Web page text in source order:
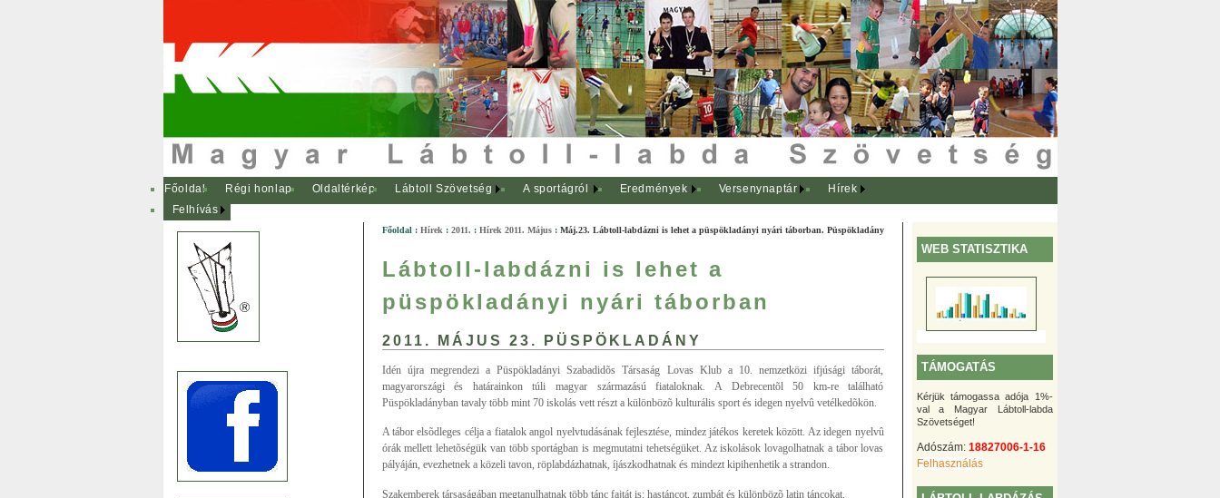
Főoldal Régi honlap Oldaltérkép Lábtoll Szövetség A sportágról Eredmények Versenynaptár
Hírek
Felhívás
WEB STATISZTIKA
TÁMOGATÁS
Kérjük támogassa adója 1%-
val a Magyar Lábtoll-labda
Szövetséget!
Adószám: 18827006-1-16
Felhasználás
Főoldal: Hírek : 2011. : Hírek 2011. Május: Máj.23. Lábtoll-labdázni is lehet a püspökladányi nyári táborban. Püspökladány
Lábtoll-labdázni is lehet a
püspökladányi nyári táborban
2011. MÁJUS 23. PÜSPÖKLADÁNY
Idén újra megrendezi a Püspökladányi Szabadidõs Társaság Lovas Klub a 10. nemzetközi ifjúsági táborát,
magyarországi és határainkon túli magyar származású fiataloknak. A Debrecentõl 50 km-re található
Püspökladányban tavaly több mint 70 iskolás vett részt a különbözõ kulturális sport és idegen nyelvû vetélkedõkön.
A tábor elsõdleges célja a fiatalok angol nyelvtudásának fejlesztése, mindez játékos keretek között. Az idegen nyelvû
órák mellett lehetõségük van több sportágban is megmutatni tehetségüket. Az iskolások lovagolhatnak a tábor lovas
pályáján, evezhetnek a közeli tavon, röplabdázhatnak, íjászkodhatnak és mindezt kipihenhetik a strandon.
Szakemberek társaságában megtanulhatnak több tánc fajtát is: hastáncot, zumbát és különbözõ latin táncokat.